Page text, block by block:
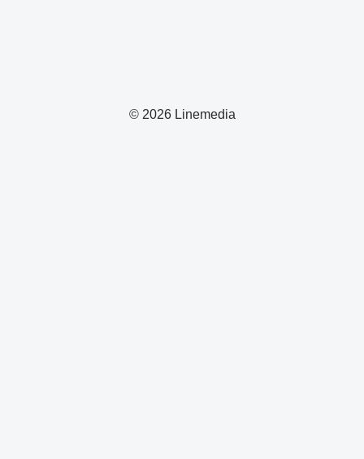
© 2026 Linemedia